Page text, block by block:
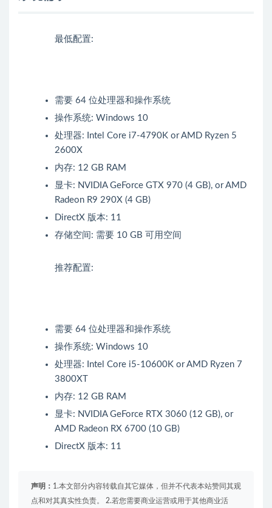
最低配置:
需要 64 位处理器和操作系统
操作系统: Windows 10
处理器: Intel Core i7-4790K or AMD Ryzen 5
2600X
内存: 12 GB RAM
显卡: NVIDIA GeForce GTX 970 (4 GB), or AMD
Radeon R9 290X (4 GB)
DirectX 版本: 11
存储空间: 需要 10 GB 可用空间
推荐配置:
需要 64 位处理器和操作系统
操作系统: Windows 10
处理器: Intel Core i5-10600K or AMD Ryzen 7
3800XT
内存: 12 GB RAM
显卡: NVIDIA GeForce RTX 3060 (12 GB), or
AMD Radeon RX 6700 (10 GB)
DirectX 版本: 11
声明： 1.本文部分内容转载自其它媒体，但并不代表本站赞同其观
点和对其真实性负责。 2.若您需要商业运营或用于其他商业活